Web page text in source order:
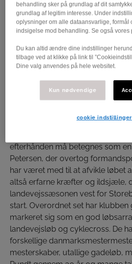
Den 7. maj kan Rødekro
50-årsjubilæum, og de
forskud på festen, når de
deres årlige landevejsløb,
Vi spoler tiden tilbage til 1973.
der var idrætslærer på Rødekro
køres den 2. april, er det som
efterhånden må betegnes som en
Petersen, der overtog
har været med til at afvikle løbet
altså erfarne kræfter og ildsjæle,
landevejssæsonen vest for
start. Overordnet set har klubben
markeret sig som en god
landevejsløb og cyklecross. De
forskellige
mesterskaber, utallige gadeløb,
behandling sker på grundlag af dit
grundlag af legitim interesse. Under
oplysninger om alle dataansvarlige, formål
indsigelse mod behandling. Se også vores
Du kan altid ændre dine indstillinger
tilbage ved at klikke på link til
Dine valg anvendes på hele websitet.
Kun nødvendige
cookie indstillinger